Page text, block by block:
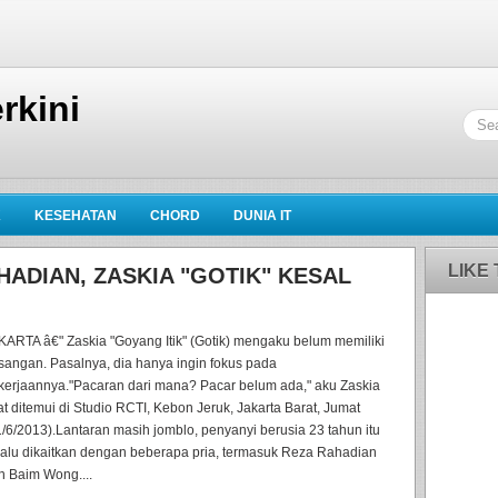
KESEHATAN CHORD DUNIA IT
ZASKIA "GOTIK" KESAL
â€" Zaskia "Goyang Itik" (Gotik) mengaku belum memiliki
Pasalnya, dia hanya ingin fokus pada
dari mana? Pacar belum ada," aku Zaskia
ditemui di Studio RCTI, Kebon Jeruk, Jakarta Barat, Jumat
6/2013).Lantaran masih jomblo, penyanyi berusia 23 tahun itu
dikaitkan dengan beberapa pria, termasuk Reza Rahadian
Baim Wong....
LIKE